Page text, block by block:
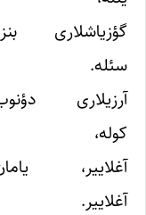
گؤزیاشلارى
سئله.
آرزیلارى
کوله،
آغلاییر،
آغلاییر.